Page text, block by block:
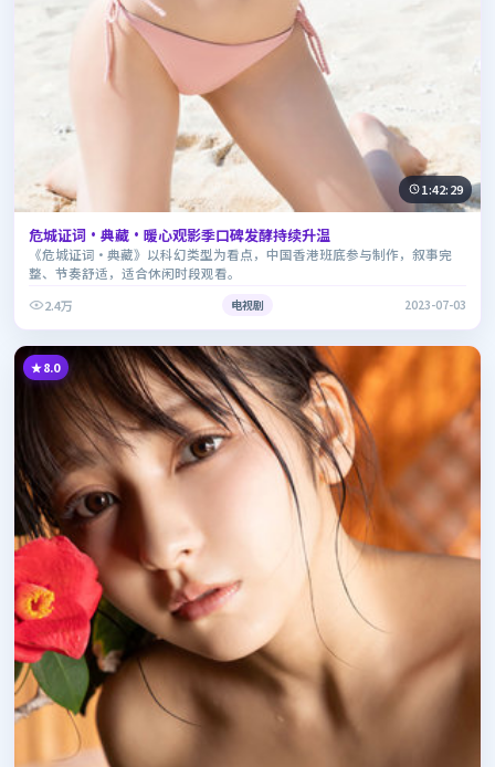
1:42:29
危城证词·典藏·暖心观影季口碑发酵持续升温
《危城证词·典藏》以科幻类型为看点，中国香港班底参与制作，叙事完
整、节奏舒适，适合休闲时段观看。
2.4万
电视剧 2023-07-03
8.0